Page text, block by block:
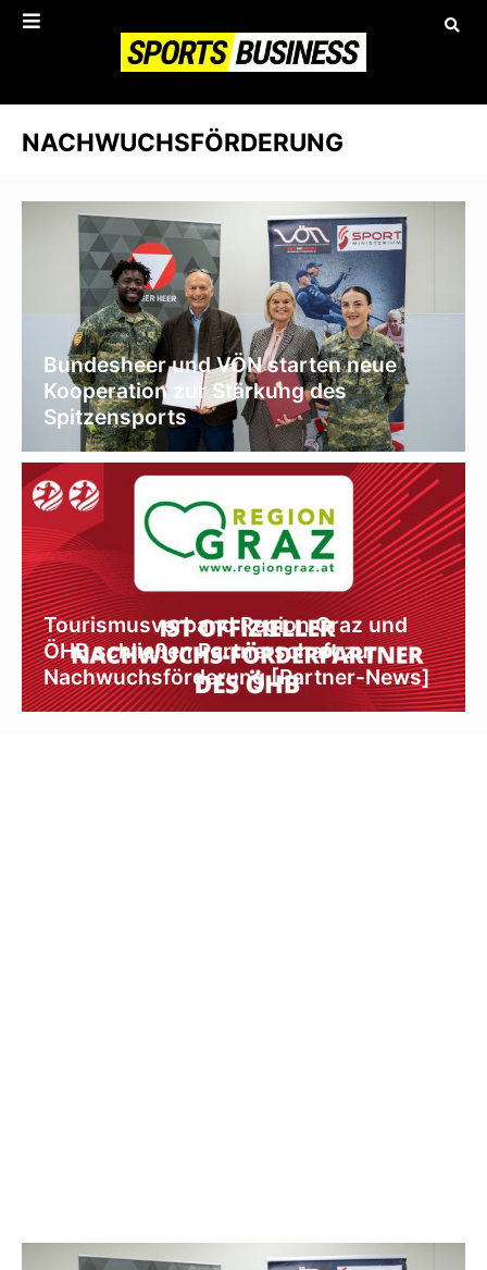
NACHWUCHSFÖRDERUNG
Bundesheer und VÖN starten neue
Kooperation zur Stärkung des
Spitzensports
Tourismusverband Region Graz und
ÖHB schließen Partnerschaft zur
Nachwuchsförderung [Partner-News]